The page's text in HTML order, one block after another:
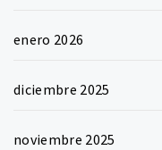
enero 2026
diciembre 2025
noviembre 2025